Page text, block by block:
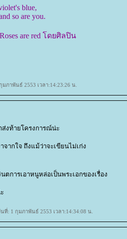
blue,
so are you.
are red โดยศิลปิน
มภาพันธ์ 2553 เวลา:14:23:26 น.
งท้ายโครงการณ์น่ะ
ากใจ ถึงแม้ว่าจะเขียนไม่เก่ง
ตการเอาหนูหล่อเป็นพระเอกของเรื่อง
ที่: 1 กุมภาพันธ์ 2553 เวลา:14:34:08 น.